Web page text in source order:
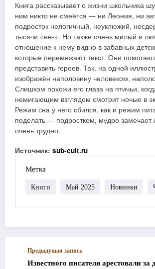
Книга рассказывает о жизни школьника
ним никто не смеётся — ни Леония, ни
подросток нелогичный, неуклюжий,
тысячи «не-». Но также очень милый и
отношение к нему видно в забавных
которые перемежают текст. Они
представить героев. Так, на одной
изображён наполовину человеком,
Слишком похожи его глаза на птичьи,
немигающим взглядом смотрит ночью в
Режим сна у него сбился, как и режим
поделать — подростком, мудро замечает
очень трудно.
Источник: sub-cult.ru
Метка
Книги Май 2025 Новинки
Предыдущая запись
Известного писателя арестовали за